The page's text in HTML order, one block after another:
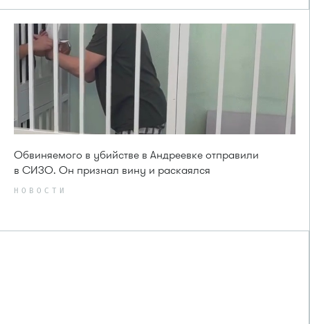
Обвиняемого в убийстве в Андреевке отправили
в СИЗО. Он признал вину и раскаялся
НОВОСТИ